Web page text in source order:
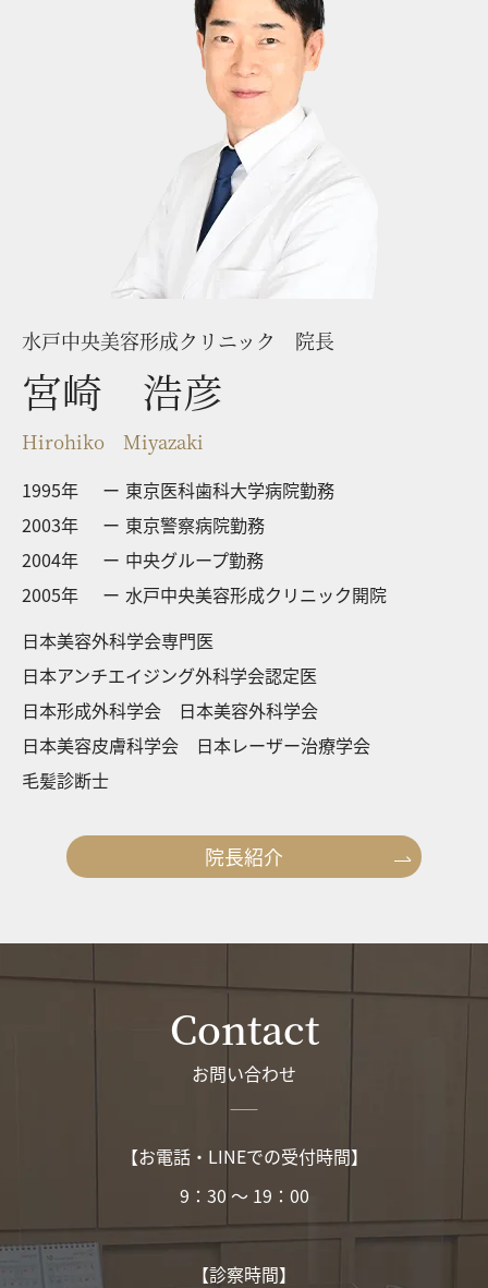
水戸中央美容形成クリニック 院長
宮崎 浩彦
Hirohiko Miyazaki
1995年
東京医科歯科大学病院勤務
2003年
東京警察病院勤務
2004年
中央グループ勤務
2005年
水戸中央美容形成クリニック開院
日本美容外科学会専門医
日本アンチエイジング外科学会認定医
日本形成外科学会 日本美容外科学会
日本美容皮膚科学会 日本レーザー治療学会
毛髪診断士
院長紹介
Contact
お問い合わせ
【お電話・LINEでの受付時間】
9：30 〜 19：00
【診察時間】